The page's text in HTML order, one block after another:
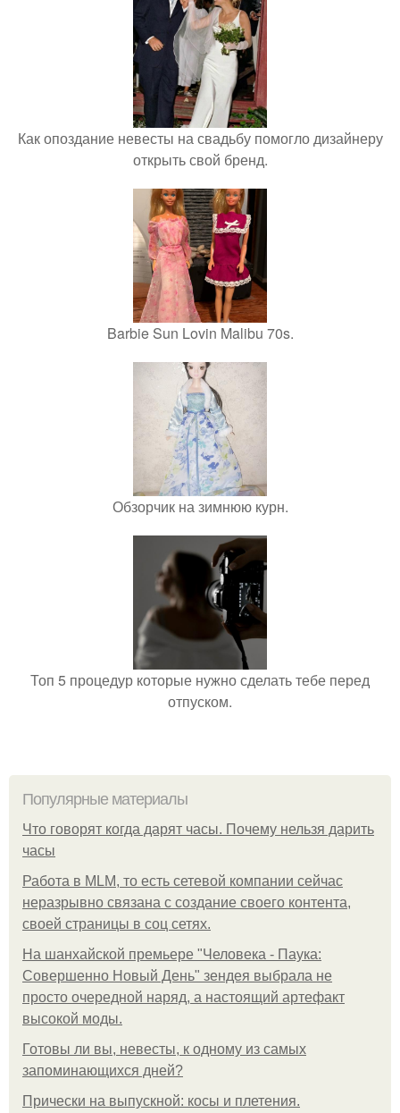
Как опоздание невесты на свадьбу помогло дизайнеру
открыть свой бренд.
Barbie Sun Lovin Malibu 70s.
Обзорчик на зимнюю курн.
Топ 5 процедур которые нужно сделать тебе перед
отпуском.
Популярные материалы
Что говорят когда дарят часы. Почему нельзя дарить
часы
Работа в MLM, то есть сетевой компании сейчас
неразрывно связана с создание своего контента,
своей страницы в соц сетях.
На шанхайской премьере "Человека - Паука:
Совершенно Новый День" зендея выбрала не
просто очередной наряд, а настоящий артефакт
высокой моды.
Готовы ли вы, невесты, к одному из самых
запоминающихся дней?
Прически на выпускной: косы и плетения.